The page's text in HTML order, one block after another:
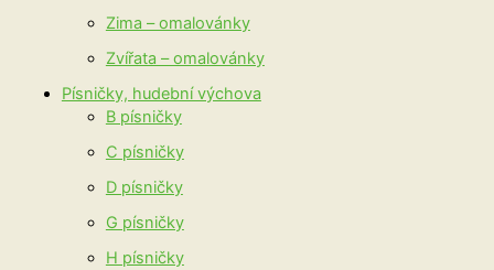
Zima – omalovánky
Zvířata – omalovánky
Písničky, hudební výchova
B písničky
C písničky
D písničky
G písničky
H písničky